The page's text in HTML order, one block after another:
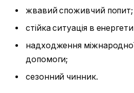
жвавий споживчий попит;
стійка ситуація в
надходження
допомоги;
сезонний чинник.